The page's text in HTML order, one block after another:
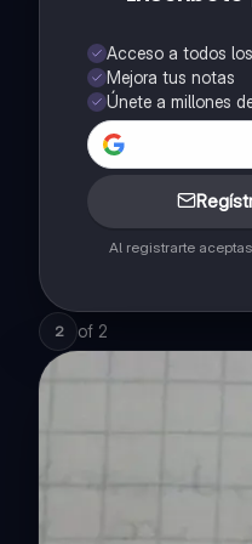
Acceso a todos
Mejora tus notas
Únete a millones
Al registrarte
2 of 2